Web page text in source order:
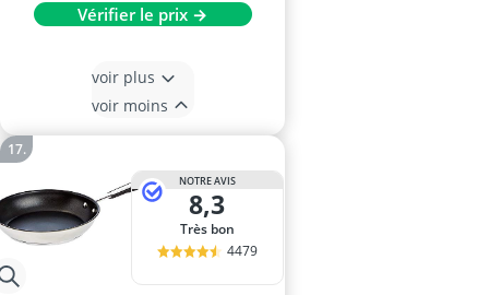
Vérifier le prix →
voir plus
voir moins
NOTRE AVIS
8,3
Très bon
4479